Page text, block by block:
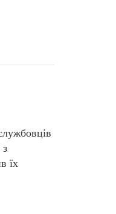
їх